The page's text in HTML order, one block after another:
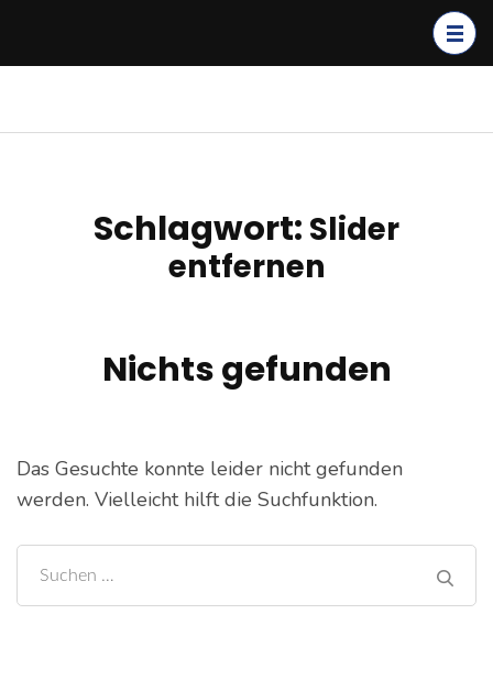
drücken)
IT-Dienstleistungen &
Schlagwort: Slider
entfernen
Nichts gefunden
Das Gesuchte konnte leider nicht gefunden
werden. Vielleicht hilft die Suchfunktion.
Suchen
nach: